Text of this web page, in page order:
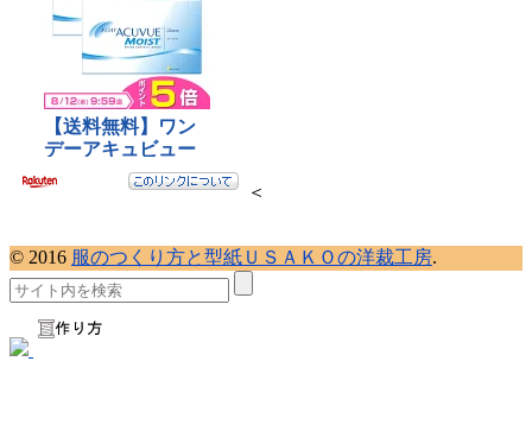
＜
© 2016 服のつくり方と型紙ＵＳＡＫＯの洋裁工房.